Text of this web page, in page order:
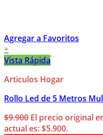
Agregar a Favoritos
+
Vista Rápida
Articulos Hogar
Rollo Led de 5 Metros
$9.900 El precio original
actual es: $5.900.